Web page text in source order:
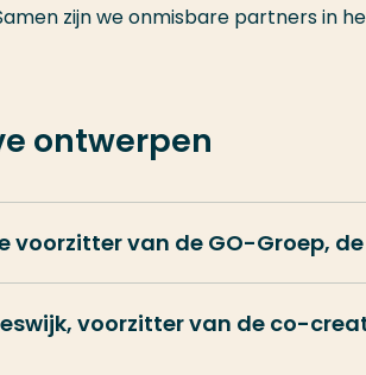
zijn we onmisbare partners in
ontwerpen
voorzitter van de GO-Groep,
voorzitter van de co-